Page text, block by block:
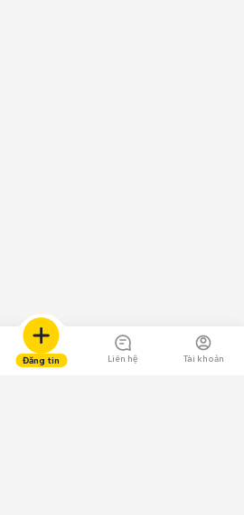
Đăng tin Liên hệ Tài khoản